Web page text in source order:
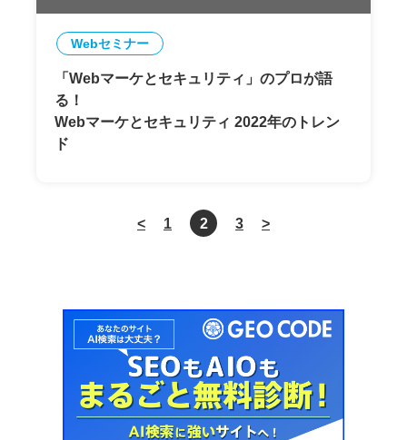
Webセミナー
「Webマーケとセキュリティ」のプロが語
る！
Webマーケとセキュリティ 2022年のトレン
ド
< 1 2 3 >